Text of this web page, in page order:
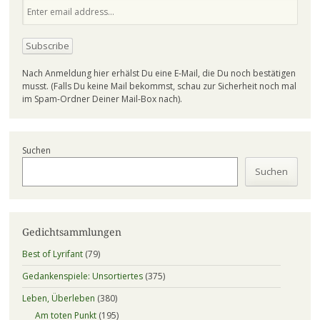
Nach Anmeldung hier erhälst Du eine E-Mail, die Du noch bestätigen
musst. (Falls Du keine Mail bekommst, schau zur Sicherheit noch mal
im Spam-Ordner Deiner Mail-Box nach).
Suchen
Suchen
Gedichtsammlungen
Best of Lyrifant(79)
Gedankenspiele: Unsortiertes(375)
Leben, Überleben (380)
Am toten Punkt(195)